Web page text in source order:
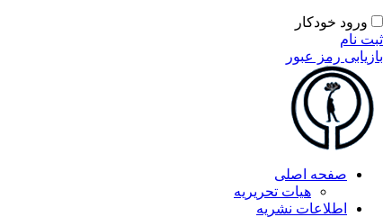
ورود خودکار
ثبت نام
بازیابی رمز عبور
صفحه اصلی
هیات تحریریه
اطلاعات نشریه